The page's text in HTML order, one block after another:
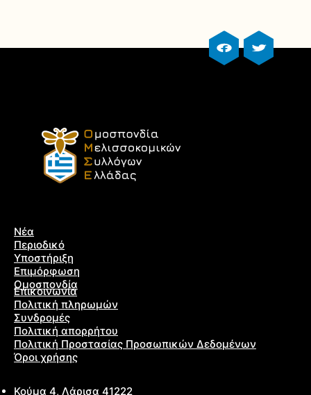
facebook profile
twitter
Νέα
Περιοδικό
Υποστήριξη
Επιμόρφωση
Ομοσπονδία
Επικοινωνία
Πολιτική πληρωμών
Συνδρομές
Πολιτική απορρήτου
Πολιτική Προστασίας Προσωπικών Δεδομένων
Όροι χρήσης
Κούμα 4, Λάρισα 41222